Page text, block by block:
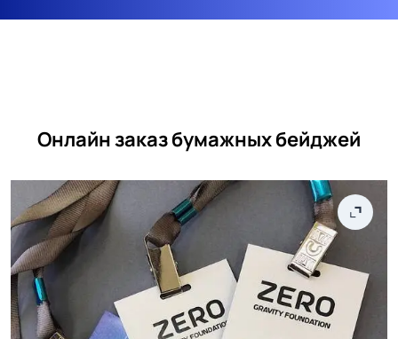
Онлайн заказ бумажных бейджей